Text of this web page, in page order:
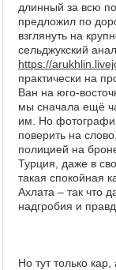
длинный за всю
предложил по
взглянуть на
сельджукский
https://
практически на
Ван на юго-
мы сначала ещё
им. Но
поверить на
полицией на
Турция, даже в
такая спокойная
Ахлата – так что
надгробия и
Но тут только кар,